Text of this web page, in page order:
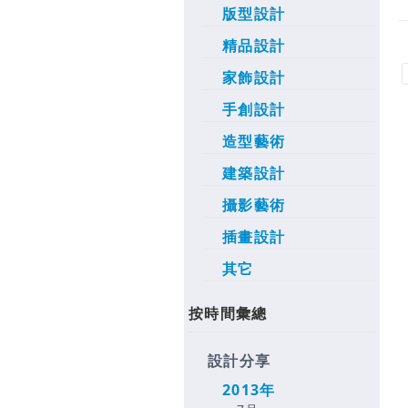
版型設計
精品設計
家飾設計
手創設計
造型藝術
建築設計
攝影藝術
插畫設計
其它
按時間彙總
設計分享
2013年